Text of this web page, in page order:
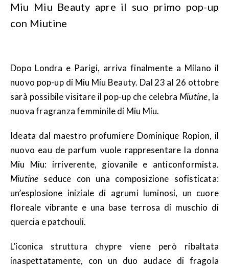
Miu Miu Beauty apre il suo primo pop-up
con Miutine
Dopo Londra e Parigi, arriva finalmente a Milano il
nuovo pop-up di Miu Miu Beauty. Dal 23 al 26 ottobre
sarà possibile visitare il pop-up che celebraMiutine, la
nuova fragranza femminile di Miu Miu.
Ideata dal maestro profumiere Dominique Ropion, il
nuovo eau de parfum vuole rappresentare la donna
Miu Miu: irriverente, giovanile e anticonformista.
Miutine seduce con una composizione sofisticata:
un’esplosione iniziale di agrumi luminosi, un cuore
floreale vibrante e una base terrosa di muschio di
quercia e patchouli.
L’iconica struttura chypre viene però ribaltata
inaspettatamente, con un duo audace di fragola